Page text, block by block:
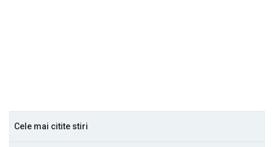
Cele mai citite stiri